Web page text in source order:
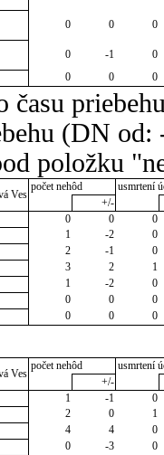
0 0
0
0 -1
0
0 0 0
času
(DN
položku
Ves
počet nehôd
usmrtení
+/-
0 0
0
1 -2
0
2 -1
0
3 2
1
1 -2
0
0 0
0
0 0 0
Ves
počet nehôd
usmrtení
+/-
1 -1
0
2 0
1
4 4
0
0 -3
0